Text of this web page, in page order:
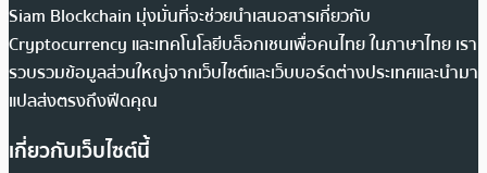
Siam Blockchain มุ่งมั่นที่จะช่วยนำเสนอสารเกี่ยวกับ
Cryptocurrency และเทคโนโลยีบล็อกเชนเพื่อคนไทย ในภาษาไทย เรา
รวบรวมข้อมูลส่วนใหญ่จากเว็บไซต์และเว็บบอร์ดต่างประเทศและนำมา
แปลส่งตรงถึงฟีดคุณ
เกี่ยวกับเว็บไซต์นี้